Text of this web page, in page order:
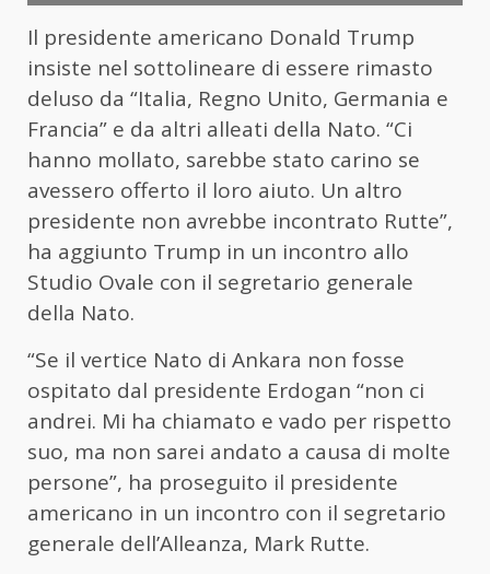
Il presidente americano Donald Trump
insiste nel sottolineare di essere rimasto
deluso da “Italia, Regno Unito, Germania e
Francia” e da altri alleati della Nato. “Ci
hanno mollato, sarebbe stato carino se
avessero offerto il loro aiuto. Un altro
presidente non avrebbe incontrato Rutte”,
ha aggiunto Trump in un incontro allo
Studio Ovale con il segretario generale
della Nato.
“Se il vertice Nato di Ankara non fosse
ospitato dal presidente Erdogan “non ci
andrei. Mi ha chiamato e vado per rispetto
suo, ma non sarei andato a causa di molte
persone”, ha proseguito il presidente
americano in un incontro con il segretario
generale dell’Alleanza, Mark Rutte.